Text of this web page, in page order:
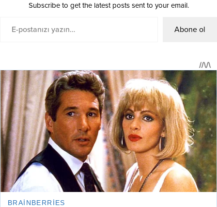
Subscribe to get the latest posts sent to your email.
Abone ol